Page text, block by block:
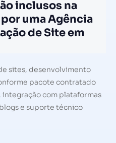
inclusos na
uma Agência
de Site em
sites, desenvolvimento
pacote contratado
integração com plataformas
e suporte técnico